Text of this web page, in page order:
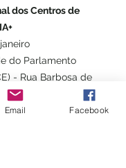
dos Centros de
do Parlamento
- Rua Barbosa de
2 - Dionísio Torres,
Email Facebook